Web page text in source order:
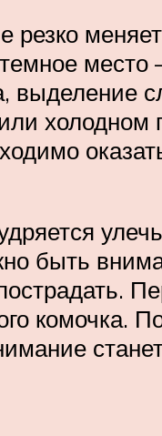
место
выделение
холодном
быть
комочка.